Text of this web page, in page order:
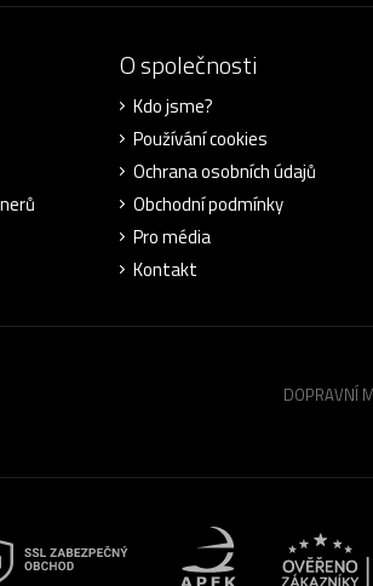
O společnosti
Kdo jsme?
Používání cookies
Ochrana osobních údajů
Obchodní podmínky
Pro média
Kontakt
DOPRAVNÍ